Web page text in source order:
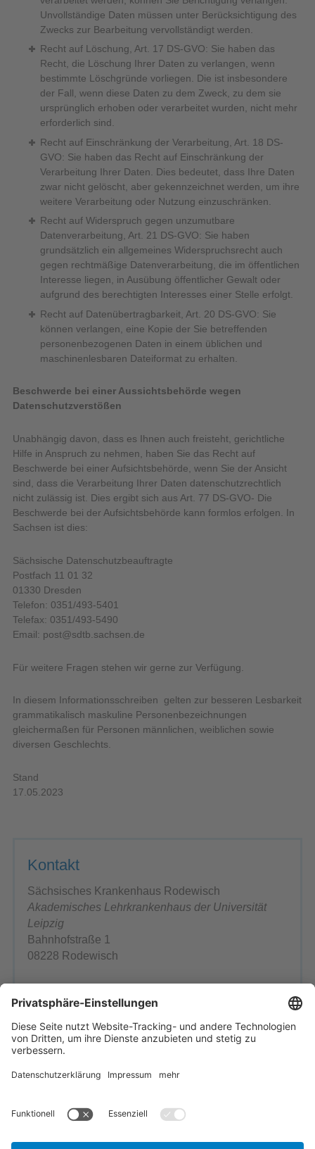
Unvollständige Daten müssen unter Berücksichtigung des
Zwecks zur Bearbeitung vervollständigt werden.
Recht auf Löschung, Art. 17 DS-GVO: Sie haben das
Recht, die Löschung Ihrer Daten zu verlangen, wenn
bestimmte Löschgründe vorliegen. Die ist insbesondere
der Fall, wenn diese Daten zu dem Zweck, zu dem sie
ursprünglich erhoben oder verarbeitet wurden, nicht mehr
erforderlich sind.
Recht auf Einschränkung der Verarbeitung, Art. 18 DS-
GVO: Sie haben das Recht auf Einschränkung der
Verarbeitung Ihrer Daten. Dies bedeutet, dass Ihre Daten
zwar nicht gelöscht, aber gekennzeichnet werden, um ihre
weitere Verarbeitung oder Nutzung einzuschränken.
Recht auf Widerspruch gegen unzumutbare
Datenverarbeitung, Art. 21 DS-GVO: Sie haben
grundsätzlich ein allgemeines Widerspruchsrecht auch
gegen rechtmäßige Datenverarbeitung, die im öffentlichen
Interesse liegen, in Ausübung öffentlicher Gewalt oder
aufgrund des berechtigten Interesses einer Stelle erfolgt.
Recht auf Datenübertragbarkeit, Art. 20 DS-GVO: Sie
können verlangen, eine Kopie der Sie betreffenden
personenbezogenen Daten in einem üblichen und
maschinenlesbaren Dateiformat zu erhalten.
Beschwerde bei einer Aussichtsbehörde wegen
Datenschutzverstößen
Unabhängig davon, dass es Ihnen auch freisteht, gerichtliche
Hilfe in Anspruch zu nehmen, haben Sie das Recht auf
Beschwerde bei einer Aufsichtsbehörde, wenn Sie der Ansicht
sind, dass die Verarbeitung Ihrer Daten datenschutzrechtlich
nicht zulässig ist. Dies ergibt sich aus Art. 77 DS-GVO- Die
Beschwerde bei der Aufsichtsbehörde kann formlos erfolgen. In
Sachsen ist dies:
Sächsische Datenschutzbeauftragte
Postfach 11 01 32
01330 Dresden
Telefon: 0351/493-5401
Telefax: 0351/493-5490
Email: post@sdtb.sachsen.de
Für weitere Fragen stehen wir gerne zur Verfügung.
In diesem Informationsschreiben gelten zur besseren Lesbarkeit
grammatikalisch maskuline Personenbezeichnungen
gleichermaßen für Personen männlichen, weiblichen sowie
diversen Geschlechts.
Stand
17.05.2023
Kontakt
Sächsisches Krankenhaus Rodewisch
Akademisches Lehrkrankenhaus der Universität
Leipzig
Bahnhofstraße 1
08228 Rodewisch
Telefax: 03744 366-1199
E-Mail schreiben